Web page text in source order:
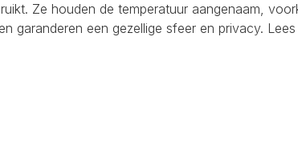
Ze houden de temperatuur aangenaam,
garanderen een gezellige sfeer en privacy.